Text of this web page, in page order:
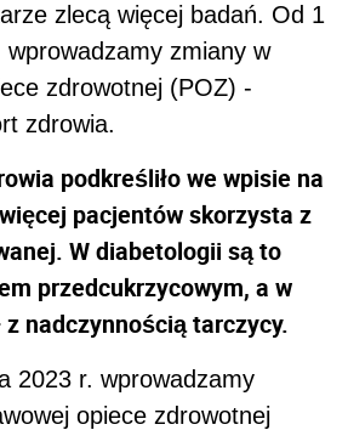
zlecą więcej badań. Od 1
wprowadzamy zmiany w
zdrowotnej (POZ) -
zdrowia.
podkreśliło we wpisie na
pacjentów skorzysta z
W diabetologii są to
przedcukrzycowym, a w
nadczynnością tarczycy.
2023 r. wprowadzamy
opiece zdrowotnej